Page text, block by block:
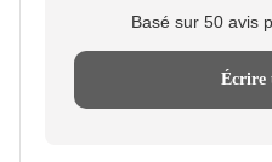
Basé sur 50 avis
Écrire